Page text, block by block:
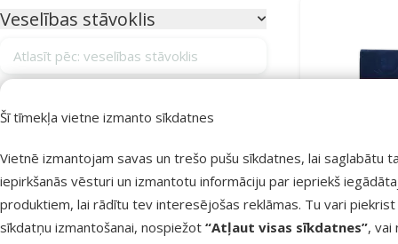
Šī tīmekļa vietne izmanto sīkdatnes
Vietnē izmantojam savas un trešo pušu sīkdatnes, lai saglabātu
iepirkšanās vēsturi un izmantotu informāciju par iepriekš
produktiem, lai rādītu tev interesējošas reklāmas. Tu vari piekrist
sīkdatņu izmantošanai, nospiežot “Atļaut visas sīkdatnes”, vai
Veselības stāvoklis
Atlasīt pēc: veselības stāvoklis
Apmatojuma izkrišana
Apmatojuma kamoli kuņģī
0
26
Gremošanas sistēmas atbalstam
5